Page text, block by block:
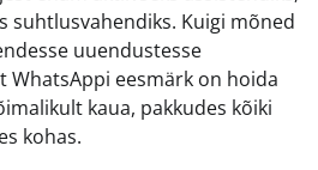
suhtlusvahendiks. Kuigi mõned
uuendustesse
WhatsAppi eesmärk on hoida
kaua, pakkudes kõiki
kohas.